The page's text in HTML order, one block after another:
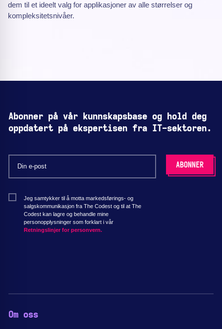
dem til et ideelt valg for applikasjoner av alle størrelser og
kompleksitetsnivåer.
Abonner på vår kunnskapsbase og hold deg
oppdatert på ekspertisen fra IT-sektoren.
Jeg samtykker til å motta markedsførings- og
salgskommunikasjon fra The Codest og til at The
Codest kan lagre og behandle mine
personopplysninger som forklart i vår
Retningslinjer for personvern.
Om oss